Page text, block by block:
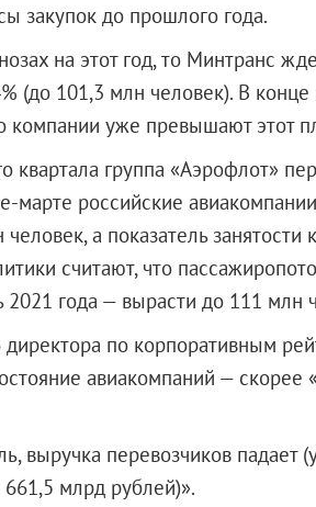
закупок до прошлого года.
на этот год, то Минтранс
(до 101,3 млн человек). В
компании уже превышают этот
квартала группа «Аэрофлот»
марте российские
а показатель занятости
считают, что
2021 года — вырасти до 111 млн
по корпоративным
авиакомпаний — скорее
выручка перевозчиков падает
661,5 млрд рублей)».